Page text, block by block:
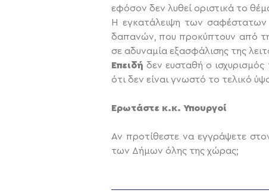
εφόσον δεν λυθεί οριστικά το
Η εγκατάλειψη των
δαπανών, που προκύπτουν από τη
σε αδυναμία εξασφάλισης της
Επειδήδεν ευσταθή ο
ότι δεν είναι γνωστό το τελικό
Ερωτάστε κ.κ. Υπουργοί
Αν προτίθεστε να εγγράψετε
των Δήμων όλης της χώρας;